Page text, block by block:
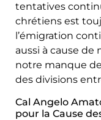
tentatives
chrétiens est
l’émigration
aussi à cause de
notre manque
des divisions
Cal Angelo
pour la Cause